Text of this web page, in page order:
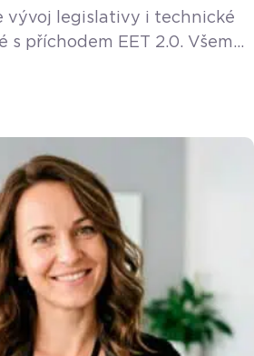
vývoj legislativy i technické
s příchodem EET 2.0. Všem
gastro provozy oklepaly
nečekaných výzev, už se
legislativní změna. Vláda
elektronické
pod […]